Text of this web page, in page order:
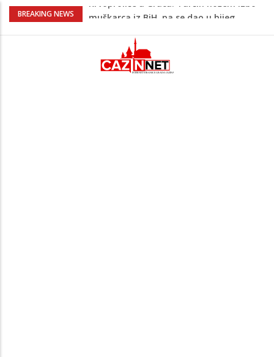
BREAKING NEWS
Evo kakvo će danas vrijeme biti u BiH
napadati susjedne zemlje, ali ćemo
uzvratiti ukoliko krenu na nas
Novi detalji ubistva u Bosanskoj Krupi: